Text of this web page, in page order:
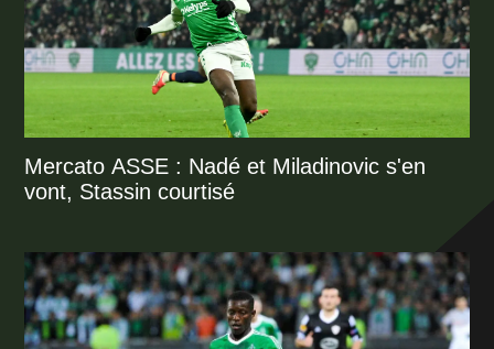
Mercato ASSE : Nadé et Miladinovic s'en
vont, Stassin courtisé